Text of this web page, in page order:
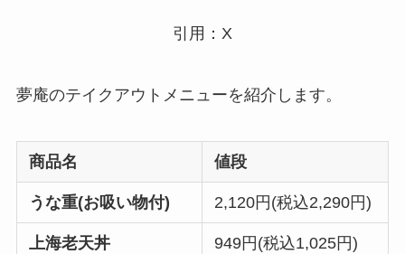
引用：X
夢庵のテイクアウトメニューを紹介します。
商品名 値段
うな重(お吸い物付) 2,120円(税込2,290円)
上海老天丼 949円(税込1,025円)